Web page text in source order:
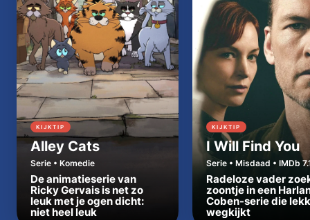
KIJKTIP
Alley Cats
Serie • Komedie
De animatieserie van
Ricky Gervais is net zo
leuk met je ogen dicht:
niet heel leuk
KIJKTIP
I Will Find You
Serie • Misdaad • IMDb
Radeloze vader
zoontje in een
Coben-serie die
wegkijkt